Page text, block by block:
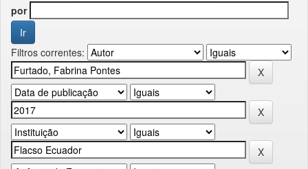
por
Filtros correntes: